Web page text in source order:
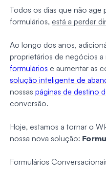
Todos os dias que não age
formulários, está a perder
Ao longo dos anos,
proprietários de negócios a
formulários e aumentar as
solução inteligente de
nossas páginas de destino
conversão.
Hoje, estamos a tornar o
nossa nova solução:
Formulários